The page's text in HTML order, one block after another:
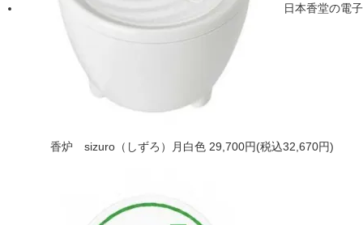
日本香堂の電子
香炉 sizuro（しずろ）月白色 29,700円(税込32,670円)